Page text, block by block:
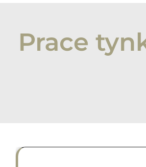
Prace